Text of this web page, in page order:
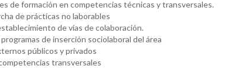
de formación en competencias técnicas y transversales.
de prácticas no laborables
de vías de colaboración.
de inserción sociolaboral del área
públicos y privados
transversales